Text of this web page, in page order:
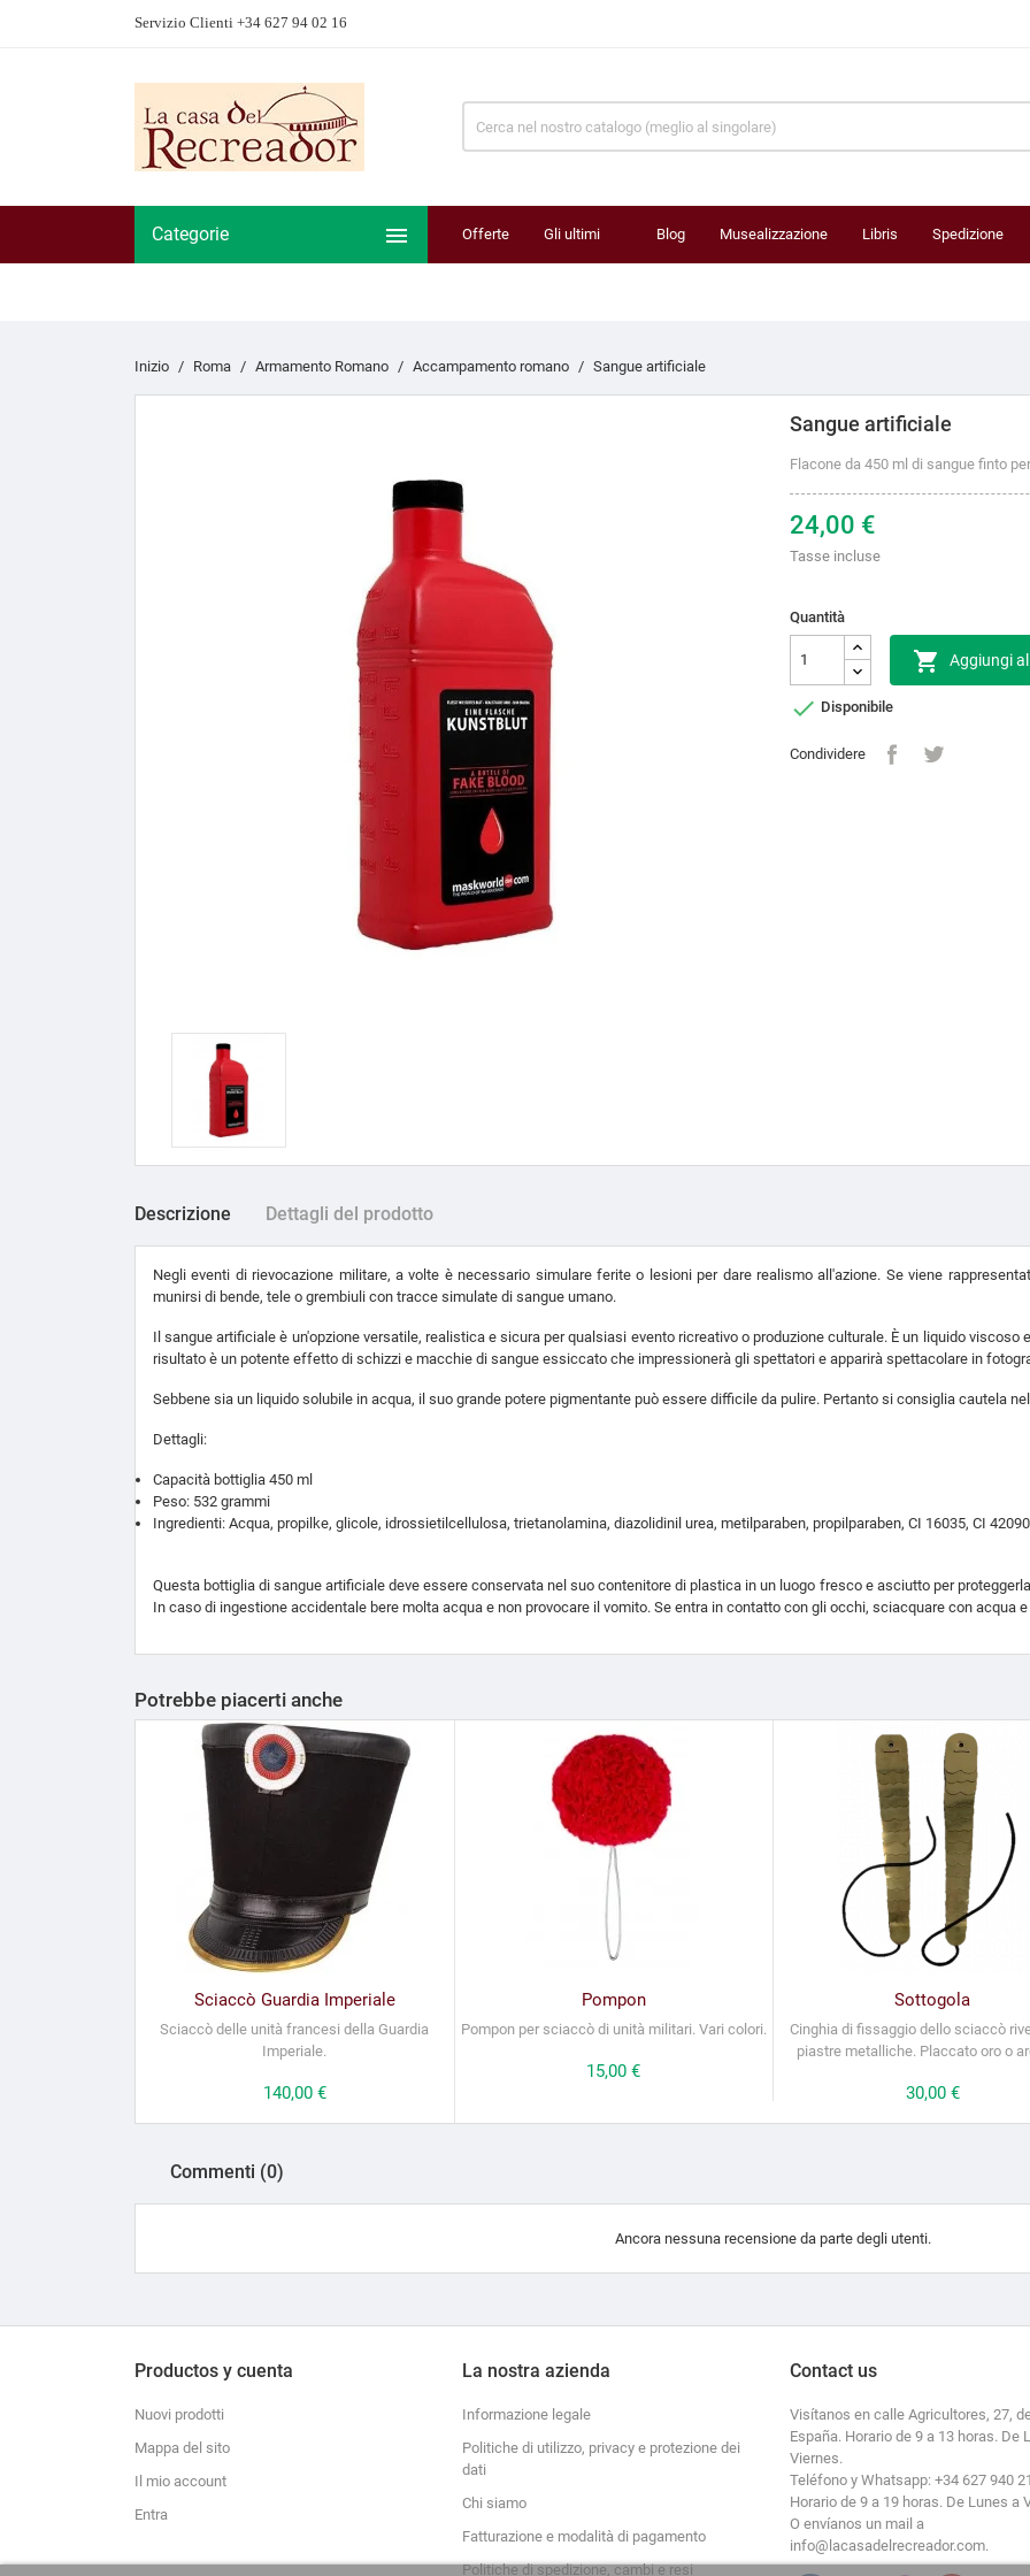
Servizio Clienti +34 627 94 02 16
Categorie  Offerte Gli ultimi Blog Musealizzazione Libris Spedizione
Inizio Roma Armamento Romano Accampamento romano Sangue artificiale
Sangue artificiale
Flacone da 450 ml di sangue finto
24,00 €
Tasse incluse
Quantità
 Aggiungi
 Disponibile
Condividere
Descrizione Dettagli del prodotto
Negli eventi di rievocazione militare, a volte è necessario simulare ferite o lesioni per dare realismo all'azione. Se viene
munirsi di bende, tele o grembiuli con tracce simulate di sangue umano.
Il sangue artificiale è un'opzione versatile, realistica e sicura per qualsiasi evento ricreativo o produzione culturale. È un liquido
risultato è un potente effetto di schizzi e macchie di sangue essiccato che impressionerà gli spettatori e apparirà spettacolare in
Sebbene sia un liquido solubile in acqua, il suo grande potere pigmentante può essere difficile da pulire. Pertanto si consiglia cautela
Dettagli:
Capacità bottiglia 450 ml
Peso: 532 grammi
Ingredienti: Acqua, propilke, glicole, idrossietilcellulosa, trietanolamina, diazolidinil urea, metilparaben, propilparaben, CI 16035, CI
Questa bottiglia di sangue artificiale deve essere conservata nel suo contenitore di plastica in un luogo fresco e asciutto per
In caso di ingestione accidentale bere molta acqua e non provocare il vomito. Se entra in contatto con gli occhi, sciacquare con acqua
Potrebbe piacerti anche
Sciaccò Guardia Imperiale
Sciaccò delle unità francesi della Guardia
Imperiale.
Prezzo
140,00 €
Pompon
Pompon per sciaccò di unità militari. Vari colori.
Prezzo
15,00 €
Sottogola
Cinghia di fissaggio dello sciaccò
piastre metalliche. Placcato oro o
Prezzo
30,00 €
Commenti (0)
Ancora nessuna recensione da parte degli utenti.
Productos y cuenta
Nuovi prodotti
Mappa del sito
Il mio account
Entra
La nostra azienda
Informazione legale
Politiche di utilizzo, privacy e protezione dei
dati
Chi siamo
Fatturazione e modalità di pagamento
Politiche di spedizione, cambi e resi
Contact us
Visítanos en calle Agricultores, 27,
España. Horario de 9 a 13 horas. De
Viernes.
Teléfono y Whatsapp: +34 627 940
Horario de 9 a 19 horas. De Lunes a
O envíanos un mail a
info@lacasadelrecreador.com.